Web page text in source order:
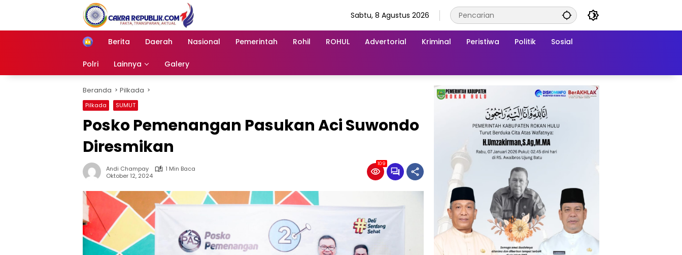
Sabtu, 8 Agustus 2026
Berita Daerah Nasional Pemerintah Rohil ROHUL Advertorial Kriminal Peristiwa Politik Sosial
Polri Lainnya Galery
Beranda Pilkada
Pilkada SUMUT
Posko Pemenangan Pasukan Aci Suwondo
Diresmikan
Andi Champay
1 Min Baca
Oktober 12, 2024
109